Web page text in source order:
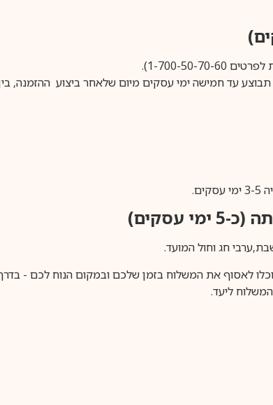
50-70-60).
עסקים)
לאסוף את המשלוח בזמן שלכם ובמקום הנוח לכם -
ליעד.